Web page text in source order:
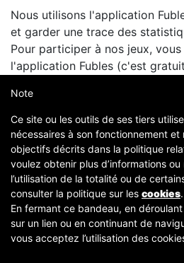
Nous utilisons l'application
et garder une trace des
Pour participer à nos jeux,
l'application Fubles (c'est
vous jouez avec vos amis.
Copyright © 2007-2026 Fubles Srl, Via Disciplini 18, 20123
sociale €63.675,52 i.v. - Camera di
Note
Ce site ou les outils de ses tiers
nécessaires à son fonctionnement
objectifs décrits dans la politique
voulez obtenir plus d’informations
l’utilisation de la totalité ou de
consulter la politique sur les cookies.
En fermant ce bandeau, en
sur un lien ou en continuant de
vous acceptez l’utilisation des